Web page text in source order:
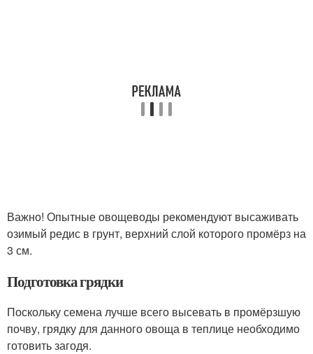
Важно! Опытные овощеводы рекомендуют высаживать
озимый редис в грунт, верхний слой которого промёрз на
3 см.
Подготовка грядки
Поскольку семена лучше всего высевать в промёрзшую
почву, грядку для данного овоща в теплице необходимо
готовить загодя.